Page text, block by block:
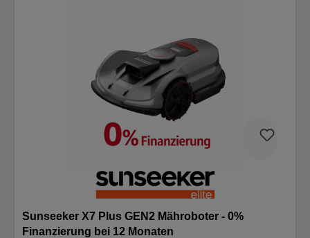
Sunseeker X7 Plus GEN2 Mähroboter - 0%
Finanzierung bei 12 Monaten